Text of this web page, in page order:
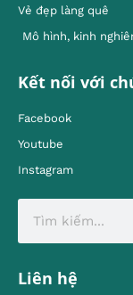
Vẻ đẹp làng quê
Mô hình, kinh
Kết nối với
Facebook
Youtube
Instagram
Liên hệ